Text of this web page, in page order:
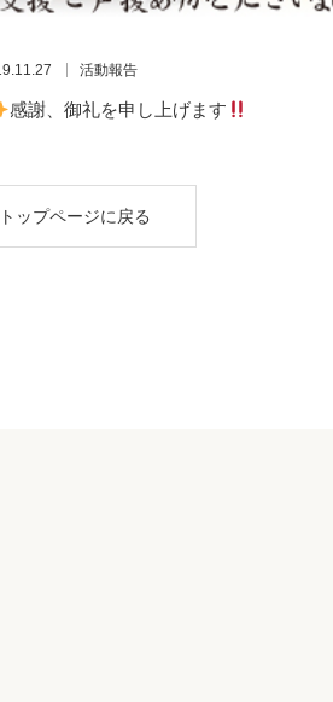
活動報告
感謝、御礼を申し上げます
トップページに戻る